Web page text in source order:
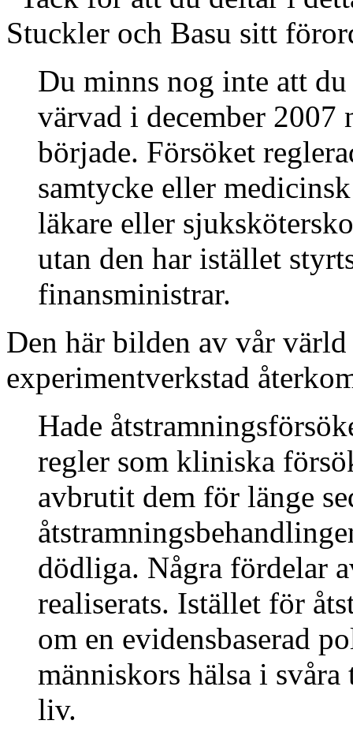
Stuckler och Basu sitt
Du minns nog inte att
värvad i december 2007
började. Försöket
samtycke eller
läkare eller
utan den har istället
finansministrar.
Den här bilden av vår
experimentverkstad
Hade
regler som kliniska
avbrutit dem för länge
dödliga. Några fördelar
realiserats. Istället för
om en evidensbaserad
människors hälsa i
liv.